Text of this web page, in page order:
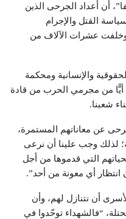
أن أعداد الجرحى الذين
القتل والإجرام
وخلفت عشرات الآلاف من
والإنسانية ومحكمة
أيًّا من مجرمي الحرب من قادة
شعبنا.
عن معاناتهم المستمرة،
لذلك وجب علينا أن نرعى
التي قدموها من أجل
انتظار أي معونة من أحد”.
أن نتنازل لهم، وأن
“فالشهداء توحّدوا في